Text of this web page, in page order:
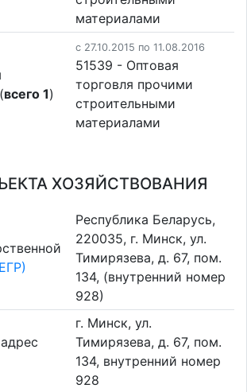
материалами
всего 1)
c 27.10.2015 по 11.08.2016
51539 - Оптовая
торговля прочими
строительными
материалами
ХОЗЯЙСТВОВАНИЯ
Республика Беларусь,
220035, г. Минск, ул.
Тимирязева, д. 67, пом.
134, (внутренний номер
928)
г. Минск, ул.
Тимирязева, д. 67, пом.
134, внутренний номер
928